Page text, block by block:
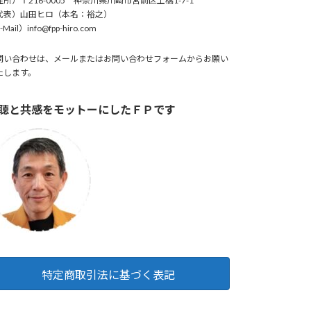
表）山田ヒロ（本名：裕之）
Mail）info@fpp-hiro.com
い合わせは、メールまたはお問い合わせフォームからお願い
します。
と共感をモットーにしたＦＰです
特定商取引法に基づく表記